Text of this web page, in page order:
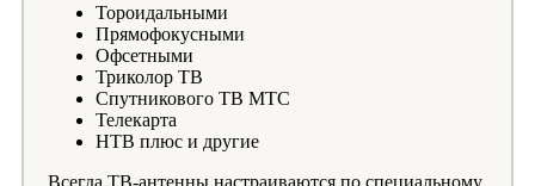
Тороидальными
Прямофокусными
Офсетными
Триколор ТВ
Спутникового ТВ МТС
Телекарта
НТВ плюс и другие
Всегда ТВ-антенны настраиваются по специальному